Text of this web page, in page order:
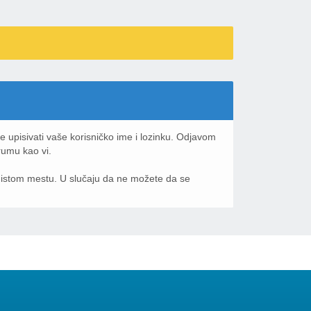
upisivati vaše korisničko ime i lozinku. Odjavom
kao vi.
mestu. U slučaju da ne možete da se